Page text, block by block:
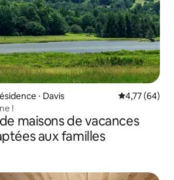
⋅ Davis Évaluation
4,77 (64)
!
maisons de vacances
aux familles